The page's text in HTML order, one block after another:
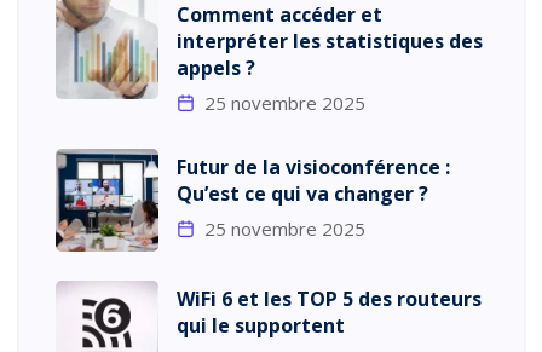
Comment accéder et
interpréter les statistiques des
appels ?
25 novembre 2025
Futur de la visioconférence :
Qu’est ce qui va changer ?
25 novembre 2025
WiFi 6 et les TOP 5 des routeurs
qui le supportent